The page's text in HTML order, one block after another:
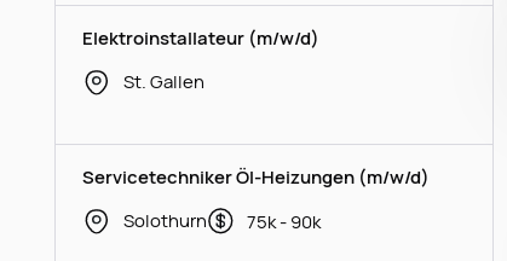
Elektroinstallateur (m/w/d)
St. Gallen
Servicetechniker Öl-Heizungen (m/w/d)
Solothurn
75k - 90k